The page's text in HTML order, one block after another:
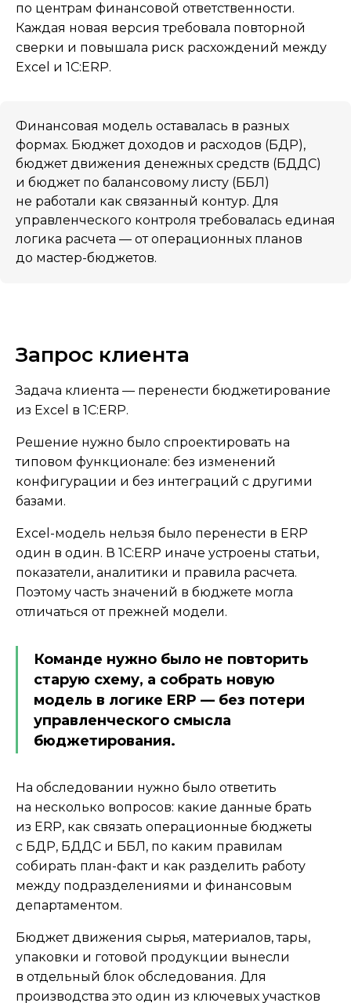
по центрам финансовой ответственности.
Каждая новая версия требовала повторной
сверки и повышала риск расхождений между
Excel и 1С:ERP.
Финансовая модель оставалась в разных
формах. Бюджет доходов и расходов (БДР),
бюджет движения денежных средств (БДДС)
и бюджет по балансовому листу (ББЛ)
не работали как связанный контур. Для
управленческого контроля требовалась единая
логика расчета — от операционных планов
до мастер-бюджетов.
Запрос клиента
Задача клиента — перенести бюджетирование
из Excel в 1С:ERP.
Решение нужно было спроектировать на
типовом функционале: без изменений
конфигурации и без интеграций с другими
базами.
Excel-модель нельзя было перенести в ERP
один в один. В 1С:ERP иначе устроены статьи,
показатели, аналитики и правила расчета.
Поэтому часть значений в бюджете могла
отличаться от прежней модели.
Команде нужно было не повторить
старую схему, а собрать новую
модель в логике ERP — без потери
управленческого смысла
бюджетирования.
На обследовании нужно было ответить
на несколько вопросов: какие данные брать
из ERP, как связать операционные бюджеты
с БДР, БДДС и ББЛ, по каким правилам
собирать план-факт и как разделить работу
между подразделениями и финансовым
департаментом.
Бюджет движения сырья, материалов, тары,
упаковки и готовой продукции вынесли
в отдельный блок обследования. Для
производства это один из ключевых участков